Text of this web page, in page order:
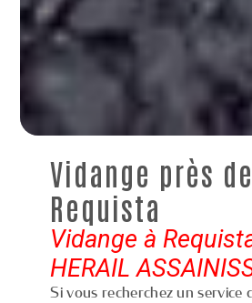
Vidange près de
Requista
Vidange à
HERAIL
Si vous recherchez un service